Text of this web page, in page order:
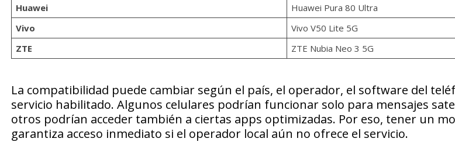
Huawei
Huawei Pura 80 Ultra
Vivo
Vivo V50 Lite 5G
ZTE
ZTE Nubia Neo 3 5G
La compatibilidad puede cambiar según el país, el operador, el software del
servicio habilitado. Algunos celulares podrían funcionar solo para mensajes
otros podrían acceder también a ciertas apps optimizadas. Por eso, tener un
garantiza acceso inmediato si el operador local aún no ofrece el servicio.